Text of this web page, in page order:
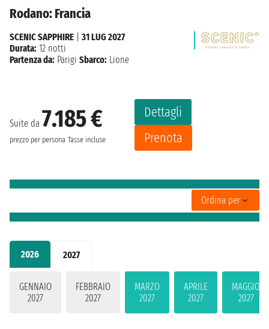
2026 2027
GENNAIO
2027
FEBBRAIO
2027
MARZO
2027
APRILE
2027
MAGGIO
2027
Rodano: Francia
Suite da 7.185 €
prezzo per persona Tasse incluse
Dettagli
Prenota
SCENIC SAPPHIRE
31 LUG 2027
Durata: 12 notti
Partenza da: Parigi Sbarco: Lione
Ordina per